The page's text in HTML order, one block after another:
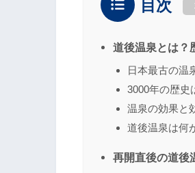
目次
道後温泉とは？
日本最古の温
3000年の歴史
温泉の効果と
道後温泉は何
再開直後の道後